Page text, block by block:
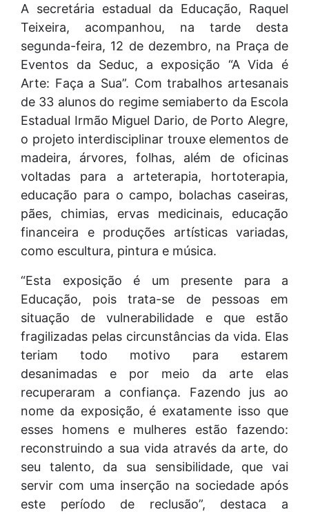
A secretária estadual da Educação, Raquel
Teixeira, acompanhou, na tarde desta
segunda-feira, 12 de dezembro, na Praça de
Eventos da Seduc, a exposição “A Vida é
Arte: Faça a Sua”. Com trabalhos artesanais
de 33 alunos do regime semiaberto da Escola
Estadual Irmão Miguel Dario, de Porto Alegre,
o projeto interdisciplinar trouxe elementos de
madeira, árvores, folhas, além de oficinas
voltadas para a arteterapia, hortoterapia,
educação para o campo, bolachas caseiras,
pães, chimias, ervas medicinais, educação
financeira e produções artísticas variadas,
como escultura, pintura e música.
“Esta exposição é um presente para a
Educação, pois trata-se de pessoas em
situação de vulnerabilidade e que estão
fragilizadas pelas circunstâncias da vida. Elas
teriam todo motivo para estarem
desanimadas e por meio da arte elas
recuperaram a confiança. Fazendo jus ao
nome da exposição, é exatamente isso que
esses homens e mulheres estão fazendo:
reconstruindo a sua vida através da arte, do
seu talento, da sua sensibilidade, que vai
servir com uma inserção na sociedade após
este período de reclusão”, destaca a